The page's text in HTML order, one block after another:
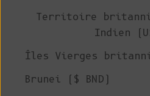
Territoire
Indien
Îles Vierges
Brunei ($ BND)